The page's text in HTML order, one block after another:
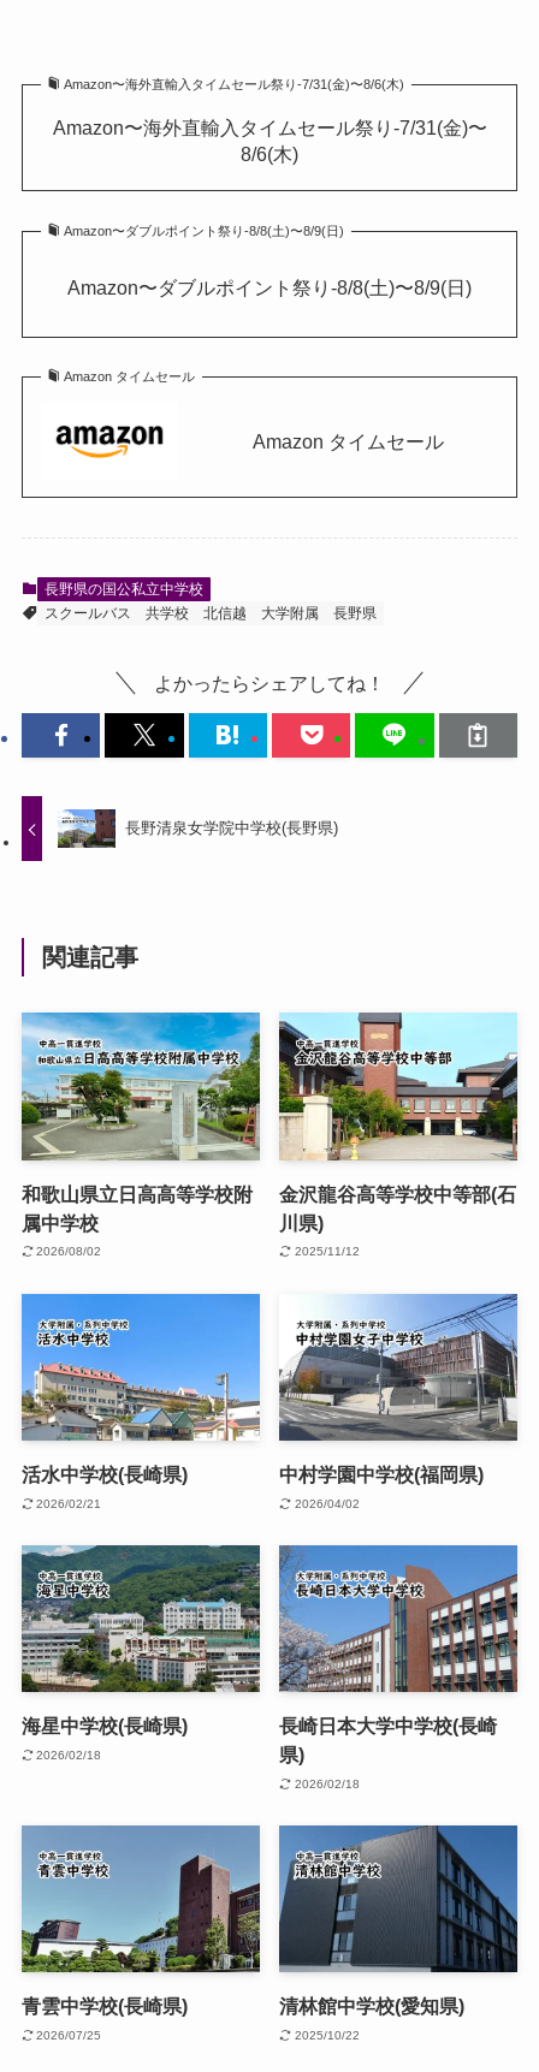
Amazon〜海外直輸入タイムセール祭り-7/31(金)〜8/6(木)
Amazon〜海外直輸入タイムセール祭り-7/31(金)〜
8/6(木)
Amazon〜ダブルポイント祭り-8/8(土)〜8/9(日)
Amazon〜ダブルポイント祭り-8/8(土)〜8/9(日)
Amazon タイムセール
Amazon タイムセール
長野県の国公私立中学校
スクールバス
共学校 北信越 大学附属 長野県
よかったらシェアしてね！
長野清泉女学院中学校(長野県)
関連記事
和歌山県立日高高等学校附
属中学校
2026/08/02
金沢龍谷高等学校中等部(石
川県)
2025/11/12
活水中学校(長崎県)
2026/02/21
中村学園中学校(福岡県)
2026/04/02
海星中学校(長崎県)
2026/02/18
長崎日本大学中学校(長崎
県)
2026/02/18
青雲中学校(長崎県)
2026/07/25
清林館中学校(愛知県)
2025/10/22